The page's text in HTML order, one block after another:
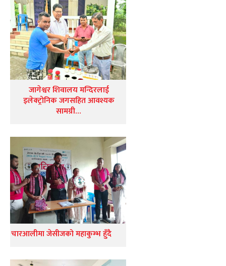
जागेश्वर शिवालय मन्दिरलाई
इलेक्ट्रोनिक जगसहित आवश्यक
सामग्री…
चारआलीमा जेसीजको महाकुम्भ हुँदै